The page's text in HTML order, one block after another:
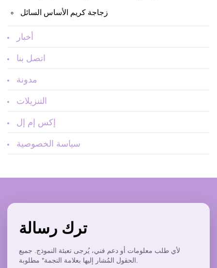
زجاجة كريم الأساس السائل
أخبار
اتصل بنا
مدونة
التنزيلات
إكس إم إل
سياسة الخصوصية
ترك رسالة
لأي طلب معلومات أو دعم فني، يُرجى تعبئة النموذج. جميع